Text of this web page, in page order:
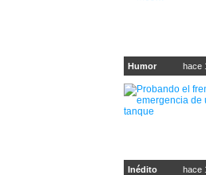
Humor hace
Inédito hace